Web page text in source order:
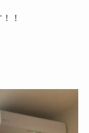
！